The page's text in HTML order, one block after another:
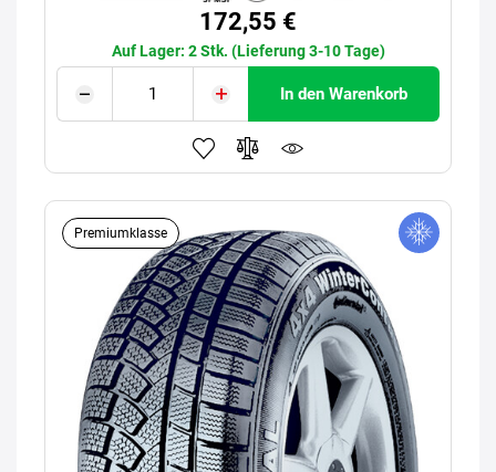
172,55 €
Auf Lager: 2 Stk. (Lieferung 3-10 Tage)
In den Warenkorb
Premiumklasse